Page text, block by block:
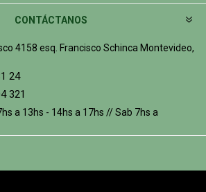
CONTÁCTANOS
4158 esq. Francisco Schinca Montevideo,
24
321
a 13hs - 14hs a 17hs // Sab 7hs a